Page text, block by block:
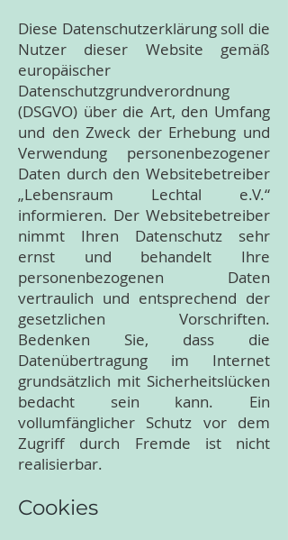
Diese Datenschutzerklärung soll die
Nutzer dieser Website gemäß
europäischer
Datenschutzgrundverordnung
(DSGVO) über die Art, den Umfang
und den Zweck der Erhebung und
Verwendung personenbezogener
Daten durch den Websitebetreiber
„Lebensraum Lechtal e.V.“
informieren. Der Websitebetreiber
nimmt Ihren Datenschutz sehr
ernst und behandelt Ihre
personenbezogenen Daten
vertraulich und entsprechend der
gesetzlichen Vorschriften.
Bedenken Sie, dass die
Datenübertragung im Internet
grundsätzlich mit Sicherheitslücken
bedacht sein kann. Ein
vollumfänglicher Schutz vor dem
Zugriff durch Fremde ist nicht
realisierbar.
Cookies